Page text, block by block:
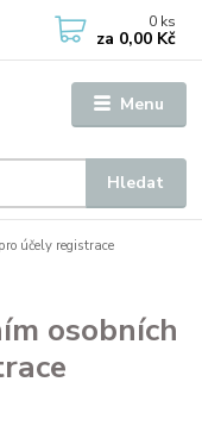
Menu
Hledat
0 ks
za 0,00 Kč
účely registrace
osobních